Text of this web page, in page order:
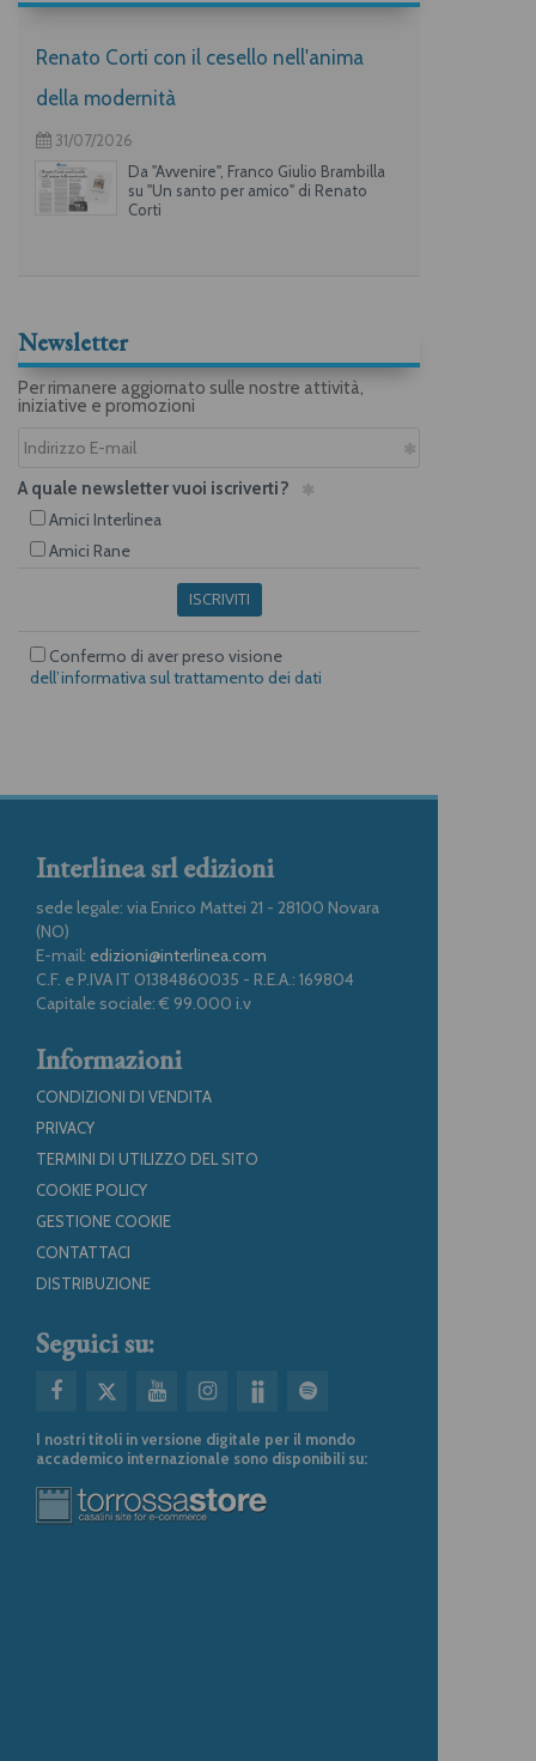
Renato Corti con il cesello nell'anima
della modernità
31/07/2026
Da "Avvenire", Franco Giulio Brambilla
su "Un santo per amico" di Renato
Corti
Newsletter
Per rimanere aggiornato sulle nostre attività,
iniziative e promozioni
A quale newsletter vuoi iscriverti?
Amici Interlinea
Amici Rane
ISCRIVITI
Confermo di aver preso visione
dell’informativa sul trattamento dei dati
Interlinea srl edizioni
sede legale: via Enrico Mattei 21 - 28100 Novara
(NO)
E-mail: edizioni@interlinea.com
C.F. e P.IVA IT 01384860035 - R.E.A.: 169804
Capitale sociale: € 99.000 i.v
Informazioni
CONDIZIONI DI VENDITA
PRIVACY
TERMINI DI UTILIZZO DEL SITO
COOKIE POLICY
GESTIONE COOKIE
CONTATTACI
DISTRIBUZIONE
Seguici su:
I nostri titoli in versione digitale per il mondo
accademico internazionale sono disponibili su: